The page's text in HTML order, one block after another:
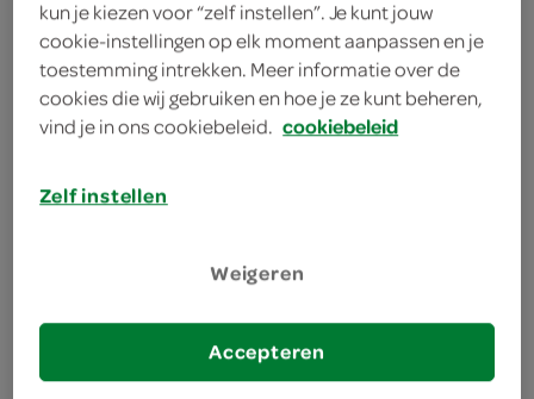
kies je winkel
bereiden
Rooster de peren op de barbecue tot er mooie
grillstrepen aan beide kanten ontstaan.
kun je kiezen voor “zelf instellen”. Je kunt jouw
cookie-instellingen op elk moment aanpassen en je
toestemming intrekken. Meer informatie over de
cookies die wij gebruiken en hoe je ze kunt beheren,
vind je in ons cookiebeleid. cookiebeleid
Zelf instellen
Weigeren
Accepteren